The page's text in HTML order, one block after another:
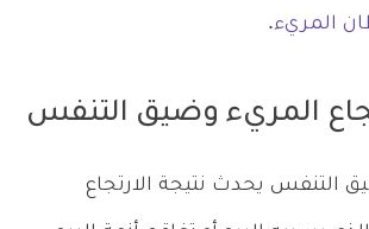
المريء.
المريء وضيق التنفس
التنفس يحدث نتيجة الارتجاع